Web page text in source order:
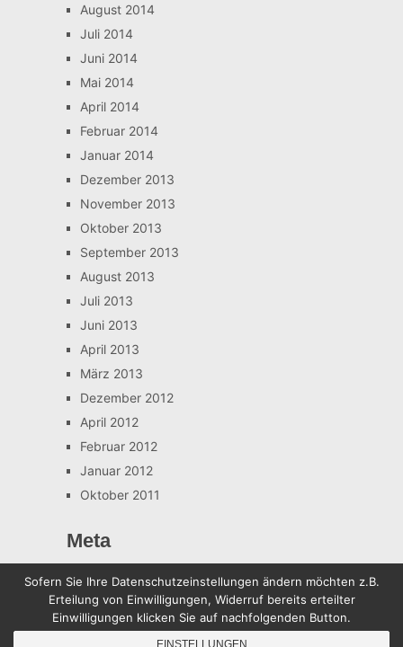
August 2014
Juli 2014
Juni 2014
Mai 2014
April 2014
Februar 2014
Januar 2014
Dezember 2013
November 2013
Oktober 2013
September 2013
August 2013
Juli 2013
Juni 2013
April 2013
März 2013
Dezember 2012
April 2012
Februar 2012
Januar 2012
Oktober 2011
Meta
Sven-Ruddies.deCopyright © 2026.
Sofern Sie Ihre Datenschutzeinstellungen ändern möchten z.B.
Erteilung von Einwilligungen, Widerruf bereits erteilter
Einwilligungen klicken Sie auf nachfolgenden Button.
EINSTELLUNGEN